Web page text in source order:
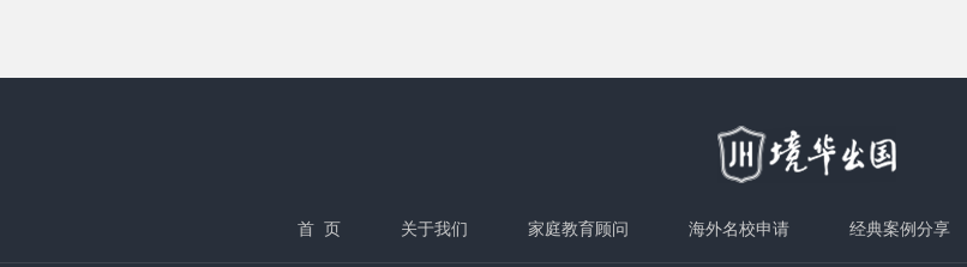
首 页 关于我们 家庭教育顾问 海外名校申请 经典案例分享